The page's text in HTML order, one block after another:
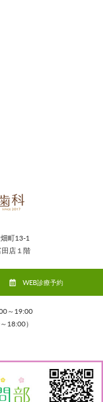
町13-1
田店１階
WEB診療予約
～19:00
18:00）